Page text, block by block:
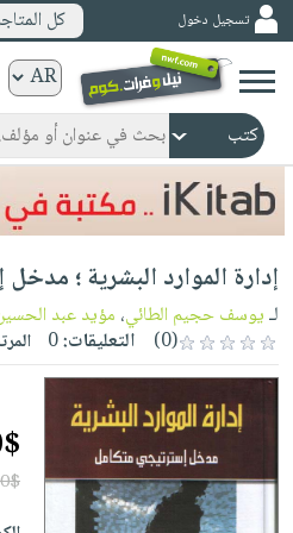
ورقية
المواضيع
صدر
حديثاً
الأكثر
مبيعاً
جوائز
شحن
مخفض
عروض
خاصة
صفحات
مشوقة
كتب
الكترونية
الرئيسية
صدر
حديثاً
الأكثر
مبيعاً
كتب
مجانية
كتب
صوتية
الصفحة
الرئيسية
masmu3
بلا
حدود
أطفال
الصفحة
وسائل
تسجيل دخول كل
إدارة الموارد البشرية ؛
لـيوسف حجيم الطائي، مؤيد عبد
(0)
التعليقات:0